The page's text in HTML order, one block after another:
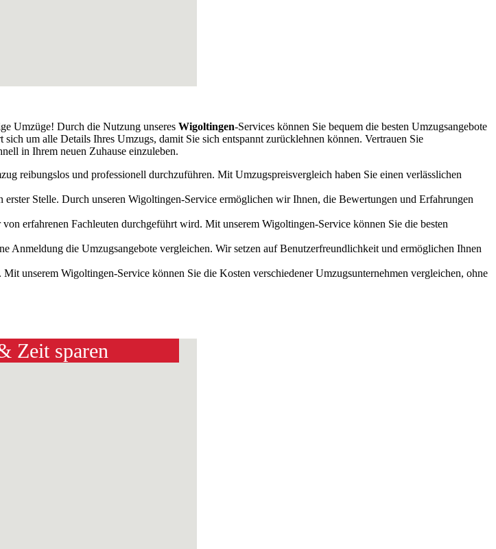
Umzüge! Durch die Nutzung unseres Wigoltingen-Services können Sie bequem die besten Umzugsangebote
um alle Details Ihres Umzugs, damit Sie sich entspannt zurücklehnen können. Vertrauen Sie
in Ihrem neuen Zuhause einzuleben.
reibungslos und professionell durchzuführen. Mit Umzugspreisvergleich haben Sie einen verlässlichen
Stelle. Durch unseren Wigoltingen-Service ermöglichen wir Ihnen, die Bewertungen und Erfahrungen
erfahrenen Fachleuten durchgeführt wird. Mit unserem Wigoltingen-Service können Sie die besten
Anmeldung die Umzugsangebote vergleichen. Wir setzen auf Benutzerfreundlichkeit und ermöglichen Ihnen
unserem Wigoltingen-Service können Sie die Kosten verschiedener Umzugsunternehmen vergleichen, ohne
Zeit sparen